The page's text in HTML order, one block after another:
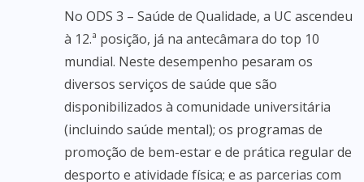
No ODS 3 – Saúde de Qualidade, a UC ascendeu
à 12.ª posição, já na antecâmara do top 10
mundial. Neste desempenho pesaram os
diversos serviços de saúde que são
disponibilizados à comunidade universitária
(incluindo saúde mental); os programas de
promoção de bem-estar e de prática regular de
desporto e atividade física; e as parcerias com